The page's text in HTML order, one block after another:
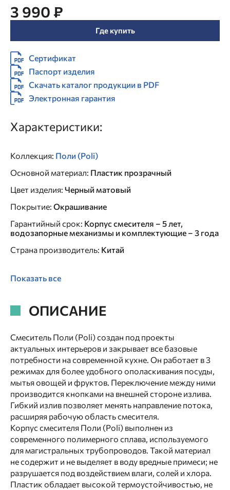
3 990 ₽
Где купить
Сертификат
Паспорт изделия
Скачать каталог продукции в PDF
Электронная гарантия
Характеристики:
Коллекция: Поли (Poli)
Основной материал: Пластик прозрачный
Цвет изделия: Черный матовый
Покрытие: Окрашивание
Гарантийный срок: Корпус смесителя – 5 лет,
водозапорные механизмы и комплектующие – 3 года
Страна производитель: Китай
Показать все
ОПИСАНИЕ
Смеситель Поли (Poli) создан под проекты
актуальных интерьеров и закрывает все базовые
потребности на современной кухне. Он работает в 3
режимах для более удобного ополаскивания посуды,
мытья овощей и фруктов. Переключение между ними
производится кнопками на внешней стороне излива.
Гибкий излив позволяет менять направление потока,
расширяя рабочую область смесителя.
Корпус смесителя Поли (Poli) выполнен из
современного полимерного сплава, используемого
для магистральных трубопроводов. Такой материал
не содержит и не выделяет в воду вредные примеси; не
разрушается под воздействием влаги, солей и хлора.
Пластик обладает высокой термоустойчивостью, не